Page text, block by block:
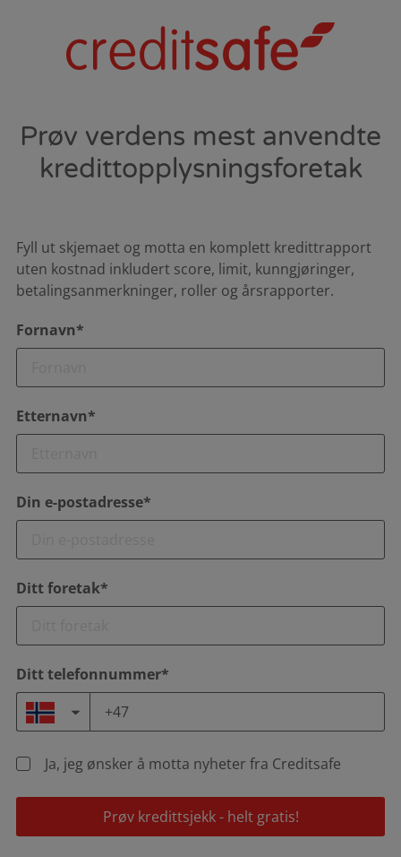
Prøv verdens mest anvendte
kredittopplysningsforetak
Fyll ut skjemaet og motta en komplett kredittrapport
uten kostnad inkludert score, limit, kunngjøringer,
betalingsanmerkninger, roller og årsrapporter.
Fornavn*
Etternavn*
Din e-postadresse*
Ditt foretak*
Ditt telefonnummer*
Ja, jeg ønsker å motta nyheter fra Creditsafe
Prøv kredittsjekk - helt gratis!